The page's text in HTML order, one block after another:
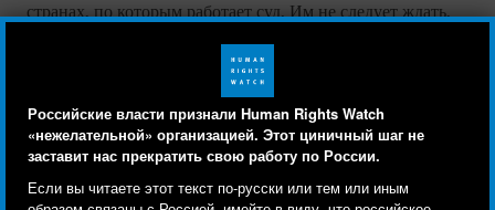
Российские власти признали Human Rights Watch
«нежелательной» организацией. Этот циничный шаг не
заставит нас прекратить свою работу по России.
Если вы читаете этот текст по-русски или тем или иным
странах, по которым работает суд. Им не следует ждать,
свое решение, вместо этого следует без промедления
начать разъяснительную работу в Грузии и продумать,
каким образом наладить контакт с потерпевшими в
России. Необходимо распространять общие сведения о
суде и его независимом мандате и разъяснять процедуру,
в рамках которой судьи будут решать вопрос о выдаче
Human Rights Watch cookie preferences
Мы используем файлы cookie, технологии